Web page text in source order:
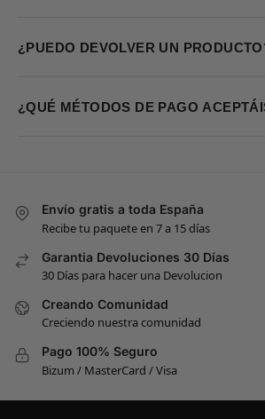
¿PUEDO DEVOLVER UN
¿QUÉ MÉTODOS DE PAGO
Envío gratis a toda España
Recibe tu paquete en 7 a 15 días
Garantia Devoluciones 30 Días
30 Días para hacer una Devolucion
Creando Comunidad
Creciendo nuestra comunidad
Pago 100% Seguro
Bizum / MasterCard / Visa